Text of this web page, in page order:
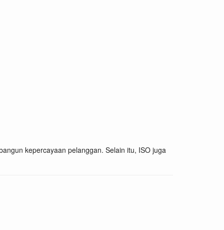
kepercayaan pelanggan. Selain itu, ISO juga